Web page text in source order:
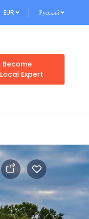
EUR Русский
Become
Local Expert